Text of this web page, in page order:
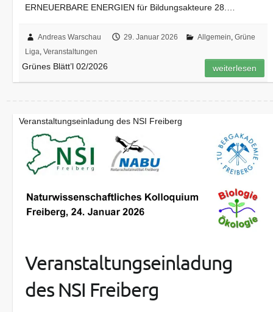
ERNEUERBARE ENERGIEN für Bildungsakteure 28.…
Andreas Warschau 29. Januar 2026 Allgemein,Grüne
Liga,Veranstaltungen
Grünes Blätt’l 02/2026 weiterlesen
Veranstaltungseinladung des NSI Freiberg
Veranstaltungseinladung
des NSI Freiberg